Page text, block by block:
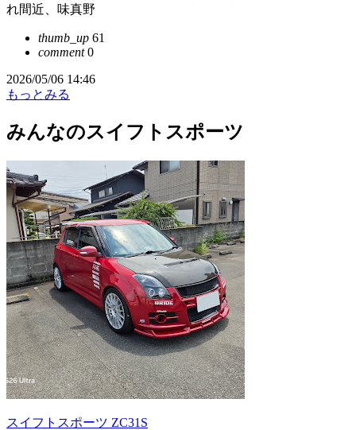
れ間近、味真野
thumb_up 61
comment0
2026/05/06 14:46
もっとみる
みんなのスイフトスポーツ
スイフトスポーツ ZC31S